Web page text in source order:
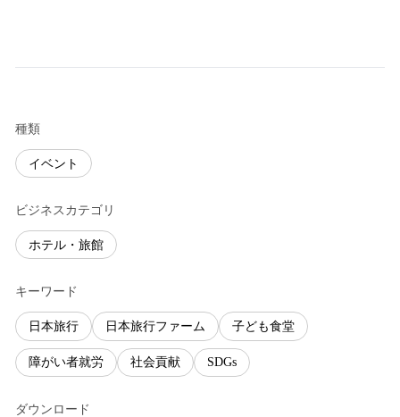
種類
イベント
ビジネスカテゴリ
ホテル・旅館
キーワード
日本旅行 日本旅行ファーム 子ども食堂
障がい者就労 社会貢献 SDGs
ダウンロード